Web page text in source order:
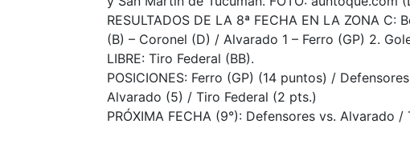
RESULTADOS DE LA 8ª FECHA EN LA ZONA C:
(B) – Coronel (D) / Alvarado 1 – Ferro (GP) 2.
LIBRE: Tiro Federal (BB).
POSICIONES: Ferro (GP) (14 puntos) /
Alvarado (5) / Tiro Federal (2 pts.)
PRÓXIMA FECHA (9°): Defensores vs. Alvarado